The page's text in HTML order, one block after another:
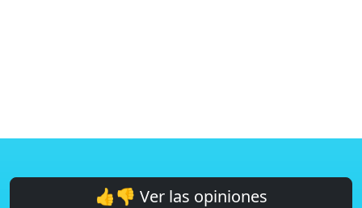
👍👎 Ver las opiniones